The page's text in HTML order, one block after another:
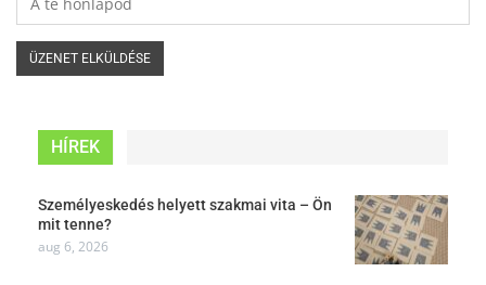
HÍREK
Személyeskedés helyett szakmai vita – Ön
mit tenne?
aug 6, 2026